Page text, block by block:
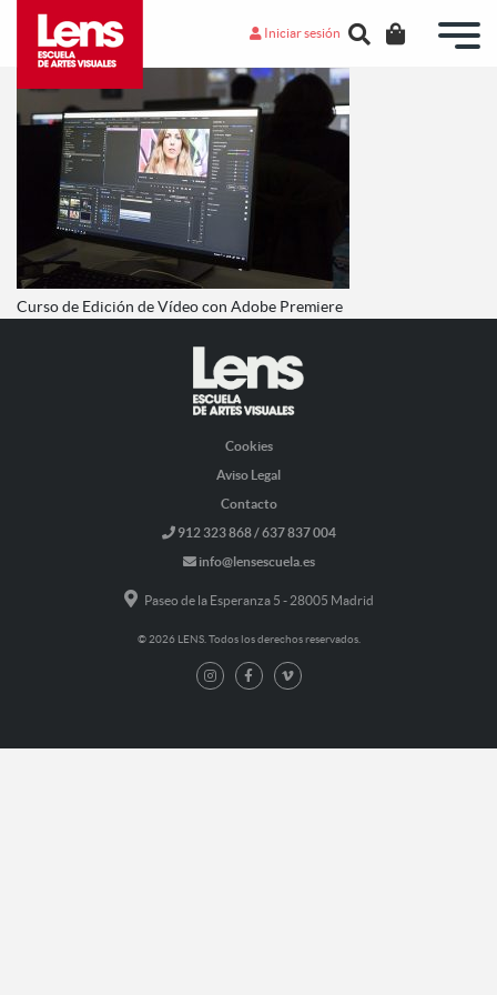
Iniciar sesión
Curso de Edición de Vídeo con Adobe Premiere
Cookies
Aviso Legal
Contacto
912 323 868 / 637 837 004
info@lensescuela.es
Paseo de la Esperanza 5 - 28005 Madrid
© 2026 LENS. Todos los derechos reservados.